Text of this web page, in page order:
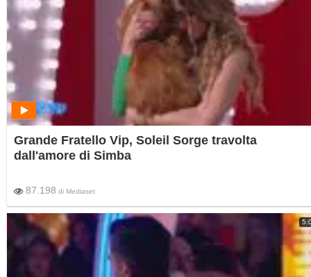
Grande Fratello Vip, Soleil Sorge travolta
dall'amore di Simba
87.198 di Mediaset